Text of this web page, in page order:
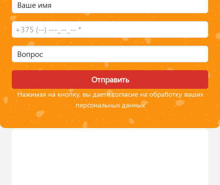
Ваше имя
Вопрос
Отправить
Нажимая на кнопку, вы даете согласие на обработку ваших
персональных данных